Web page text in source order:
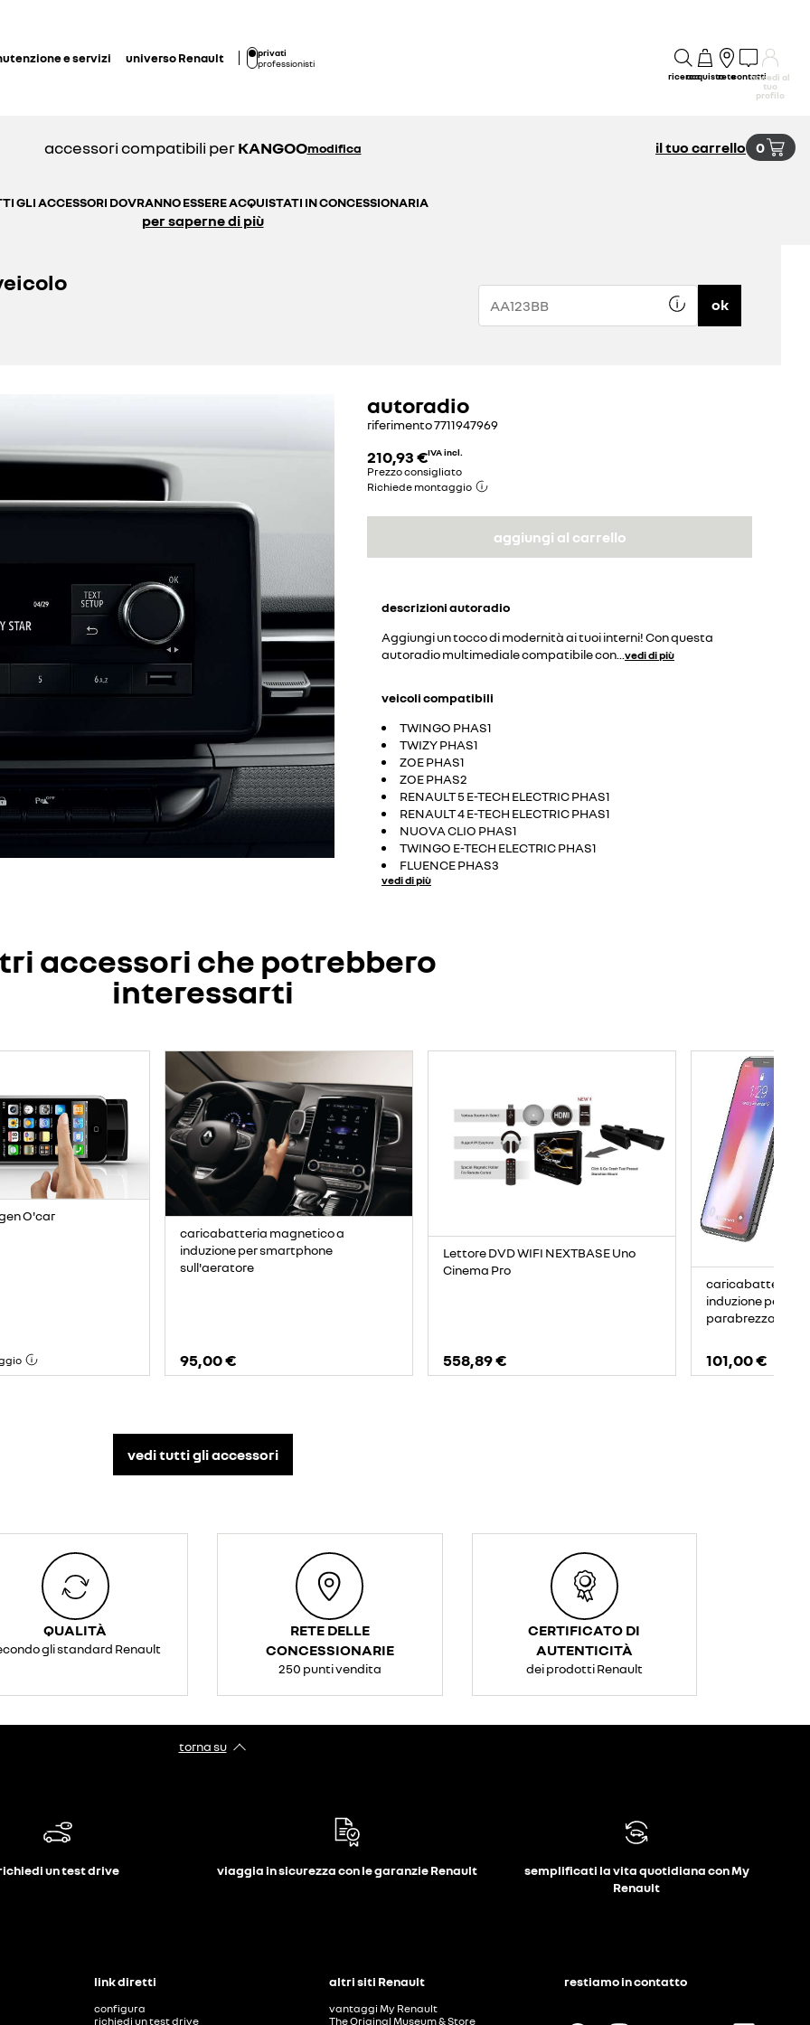
e servizi universo Renault
privati
professionisti
ricercaacquistoretecontattiaccedi al
tuo
profilo
accessori compatibili per KANGOOmodifica il tuo carrello 0
GLI ACCESSORI DOVRANNO ESSERE ACQUISTATI IN CONCESSIONARIA
per saperne di più
ok
autoradio
riferimento7711947969
210,93 €IVA incl.
Prezzo consigliato
Richiede montaggio
aggiungi al carrello
descrizioniautoradio
Aggiungi un tocco di modernità ai tuoi interni! Con questa
autoradio multimediale compatibile con vedi di più
veicoli compatibili
TWINGO PHAS1
TWIZY PHAS1
ZOE PHAS1
ZOE PHAS2
RENAULT 5 E-TECH ELECTRIC PHAS1
RENAULT 4 E-TECH ELECTRIC PHAS1
NUOVA CLIO PHAS1
TWINGO E-TECH ELECTRIC PHAS1
FLUENCE PHAS3
vedi di più
accessori che potrebbero
interessarti
O'car
caricabatteria magnetico a
induzione per smartphone
sull'aeratore
95,00 €
Lettore DVD WIFI NEXTBASE Uno
Cinema Pro
558,89 €
caricabatteria
induzione per
parabrezza
101,00 €
vedi tutti gli accessori​
QUALITÀ
gli standard Renault
RETE DELLE
CONCESSIONARIE
250 punti vendita
CERTIFICATO DI
AUTENTICITÀ
dei prodotti Renault
torna su
un test drive viaggia in sicurezza con le garanzie Renault
semplificati la vita quotidiana con My
Renault
link diretti
configura
richiedi un test drive
altri siti Renault
vantaggi My Renault
The Original Museum & Store
restiamo in contatto